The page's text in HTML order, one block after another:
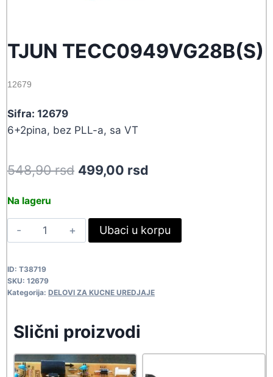
TJUN TECC0949VG28B(S)
12679
Sifra: 12679
6+2pina, bez PLL-a, sa VT
548,90rsd Original
548,90 rsd.
499,00 rsd
499,00 rsd.
Na lageru
TJUN
TECC0949VG28B(S)
quantity
Ubaci u korpu
ID: T38719
SKU: 12679
Kategorija: DELOVI ZA KUCNE UREDJAJE
Slični proizvodi